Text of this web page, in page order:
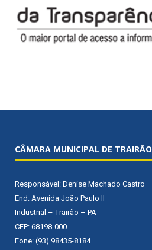
CÂMARA MUNICIPAL DE TRAIRÃO
Responsável: Denise Machado Castro
End: Avenida João Paulo II
Industrial – Trairão – PA
CEP: 68198-000
Fone: (93) 98435-8184